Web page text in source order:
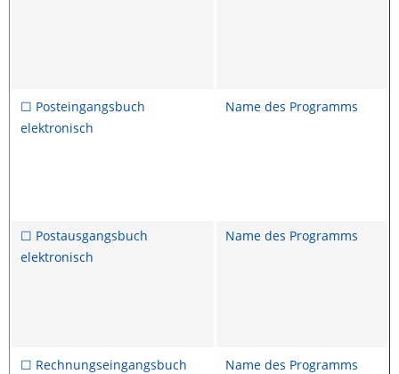
☐ Posteingangsbuch
elektronisch
Name des Programms
☐ Postausgangsbuch
elektronisch
Name des Programms
☐ Rechnungseingangsbuch
Name des Programms